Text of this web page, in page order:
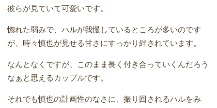
彼らが見ていて可愛いです。
惚れた弱みで、ハルが我慢しているところが多いのです
が、時々慎也が見せる甘さにすっかり絆されています。
なんとなくですが、このまま長く付き合っていくんだろう
なぁと思えるカップルです。
それでも慎也の計画性のなさに、振り回されるハルをみ